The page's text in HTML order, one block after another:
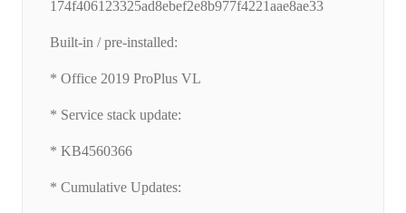
174f406123325ad8ebef2e8b977f4221aae8ae33
Built-in / pre-installed:
* Office 2019 ProPlus VL
* Service stack update:
* KB4560366
* Cumulative Updates: